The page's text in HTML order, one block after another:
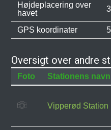
Højdeplacering over
havet
GPS koordinater
Oversigt over andre
Foto Stationens navn
Vipperød Station